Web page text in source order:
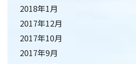
2018年1月
2017年12月
2017年10月
2017年9月